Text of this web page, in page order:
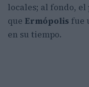
locales; al fondo,
que Ermópolis fue
en su tiempo.